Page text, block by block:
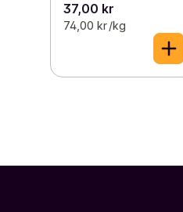
37,00 kr
74,00 kr /kg